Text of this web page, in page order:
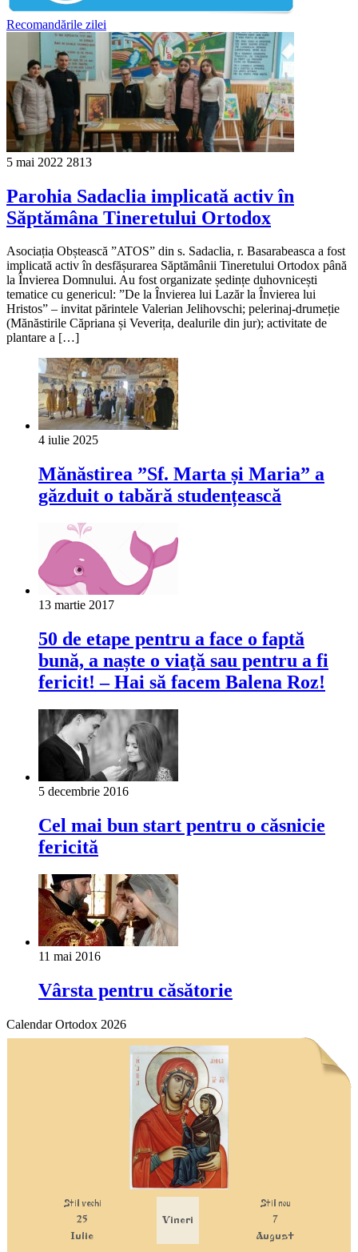
Recomandările zilei
5 mai 2022 2813
Parohia Sadaclia implicată activ în
Săptămâna Tineretului Ortodox
Asociația Obștească ”ATOS” din s. Sadaclia, r. Basarabeasca a fost
implicată activ în desfășurarea Săptămânii Tineretului Ortodox până
la Învierea Domnului. Au fost organizate ședințe duhovnicești
tematice cu genericul: ”De la Învierea lui Lazăr la Învierea lui
Hristos” – invitat părintele Valerian Jelihovschi; pelerinaj-drumeție
(Mănăstirile Căpriana și Veverița, dealurile din jur); activitate de
plantare a […]
4 iulie 2025
Mănăstirea ”Sf. Marta și Maria” a
găzduit o tabără studențească
13 martie 2017
50 de etape pentru a face o faptă
bună, a naște o viaţă sau pentru a fi
fericit! – Hai să facem Balena Roz!
5 decembrie 2016
Cel mai bun start pentru o căsnicie
fericită
11 mai 2016
Vârsta pentru căsătorie
Calendar Ortodox 2026